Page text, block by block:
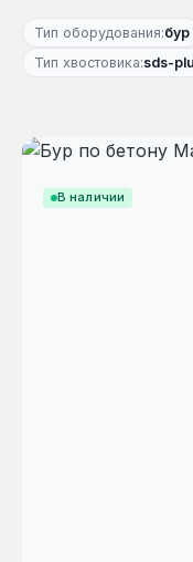
Тип оборудования:бур
Тип хвостовика:sds-
В наличии
Пропустить